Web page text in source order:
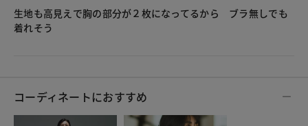
生地も高見えで胸の部分が２枚になってるから ブラ無しでも
着れそう
コーディネートにおすすめ